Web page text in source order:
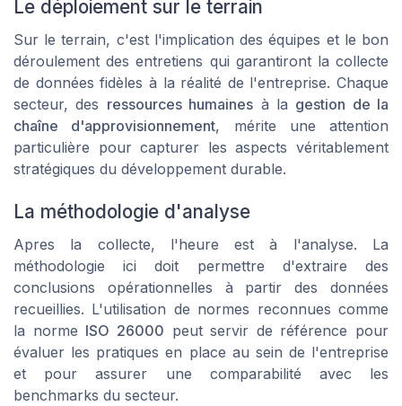
Le déploiement sur le terrain
Sur le terrain, c'est l'implication des équipes et le bon
déroulement des entretiens qui garantiront la collecte
de données fidèles à la réalité de l'entreprise. Chaque
secteur, des ressources humaines à la gestion de la
chaîne d'approvisionnement, mérite une attention
particulière pour capturer les aspects véritablement
stratégiques du développement durable.
La méthodologie d'analyse
Apres la collecte, l'heure est à l'analyse. La
méthodologie ici doit permettre d'extraire des
conclusions opérationnelles à partir des données
recueillies. L'utilisation de normes reconnues comme
la norme ISO 26000 peut servir de référence pour
évaluer les pratiques en place au sein de l'entreprise
et pour assurer une comparabilité avec les
benchmarks du secteur.